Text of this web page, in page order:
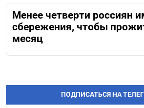
Менее четверти россиян
сбережения, чтобы
месяц
ПОДПИСАТЬСЯ НА